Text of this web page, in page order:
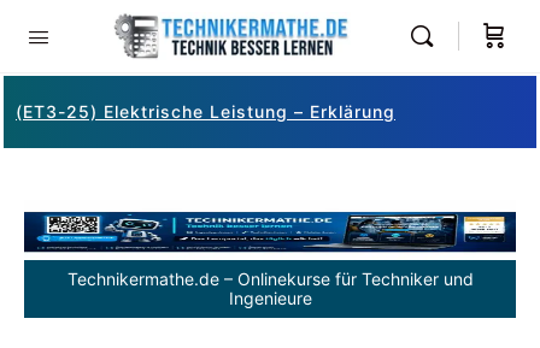
(ET3-25) Elektrische Leistung – Erklärung
Technikermathe.de – Onlinekurse für Techniker und
Ingenieure